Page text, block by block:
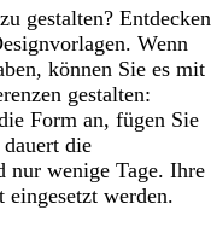
gestalten? Entdecken
Wenn
können Sie es mit
gestalten:
Form an, fügen Sie
die
nur wenige Tage. Ihre
eingesetzt werden.